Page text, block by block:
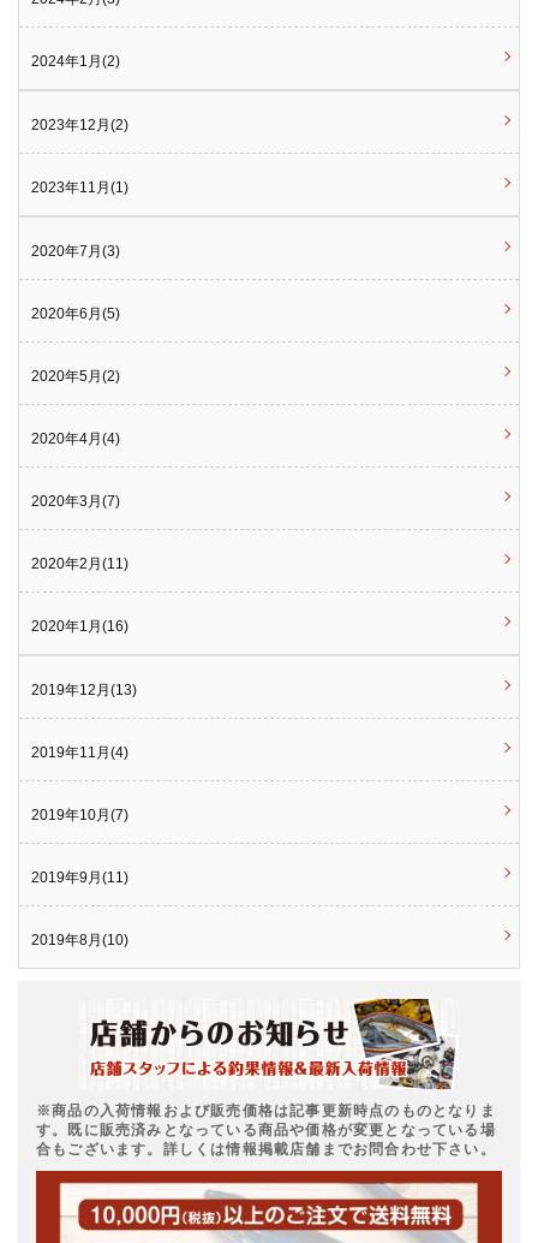
2024年1月(2)
2023年12月(2)
2023年11月(1)
2020年7月(3)
2020年6月(5)
2020年5月(2)
2020年4月(4)
2020年3月(7)
2020年2月(11)
2020年1月(16)
2019年12月(13)
2019年11月(4)
2019年10月(7)
2019年9月(11)
2019年8月(10)
※商品の入荷情報および販売価格は記事更新時点のものとなりま
す。既に販売済みとなっている商品や価格が変更となっている場
合もございます。詳しくは情報掲載店舗までお問合わせ下さい。